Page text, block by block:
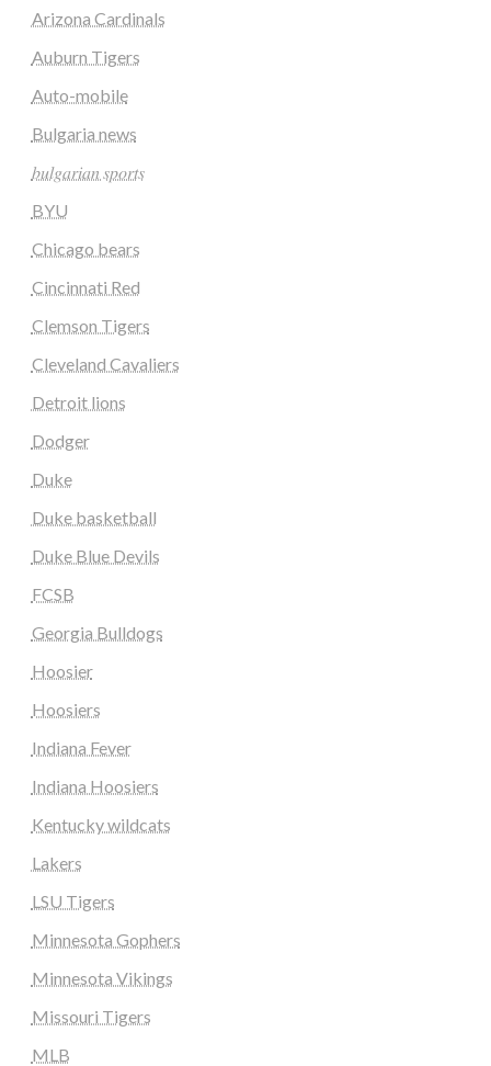
Arizona Cardinals
Auburn Tigers
Auto-mobile
Bulgaria news
𝑏𝑢𝑙𝑔𝑎𝑟𝑖𝑎𝑛 𝑠𝑝𝑜𝑟𝑡𝑠
BYU
Chicago bears
Cincinnati Red
Clemson Tigers
Cleveland Cavaliers
Detroit lions
Dodger
Duke
Duke basketball
Duke Blue Devils
FCSB
Georgia Bulldogs
Hoosier
Hoosiers
Indiana Fever
Indiana Hoosiers
Kentucky wildcats
Lakers
LSU Tigers
Minnesota Gophers
Minnesota Vikings
Missouri Tigers
MLB